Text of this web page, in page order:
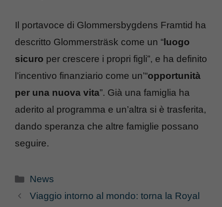
Il portavoce di Glommersbygdens Framtid ha
descritto Glommersträsk come un “ luogo
sicuro per crescere i propri figli”, e ha definito
l’incentivo finanziario come un’“opportunità
per una nuova vita”. Già una famiglia ha
aderito al programma e un’altra si è trasferita,
dando speranza che altre famiglie possano
seguire.
Categorie
News
Viaggio intorno al mondo: torna la Royal